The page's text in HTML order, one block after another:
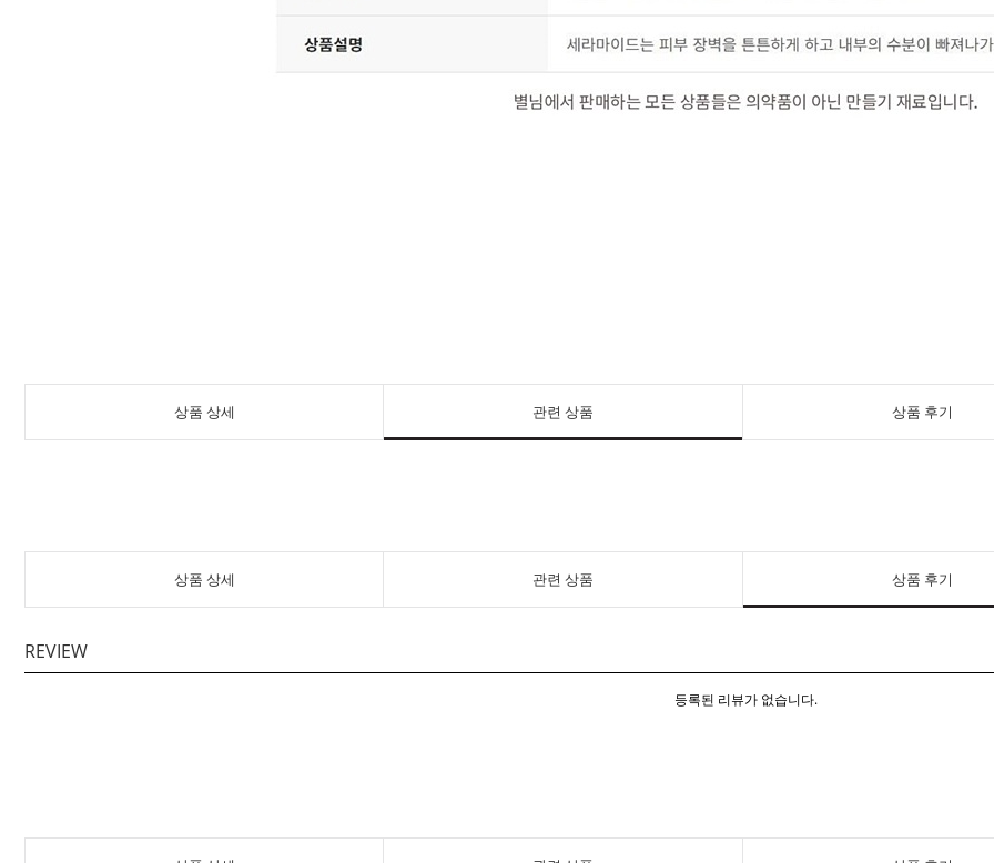
상품 상세 관련 상품 상품 후기
상품 상세 관련 상품 상품 후기
REVIEW
등록된 리뷰가 없습니다.